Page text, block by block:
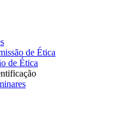
de Ética
de Ética